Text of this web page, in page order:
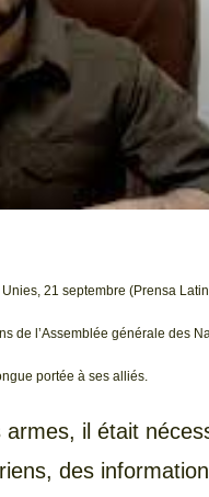
21 septembre (Prensa
de l’Assemblée générale des
portée à ses alliés.
il était
des